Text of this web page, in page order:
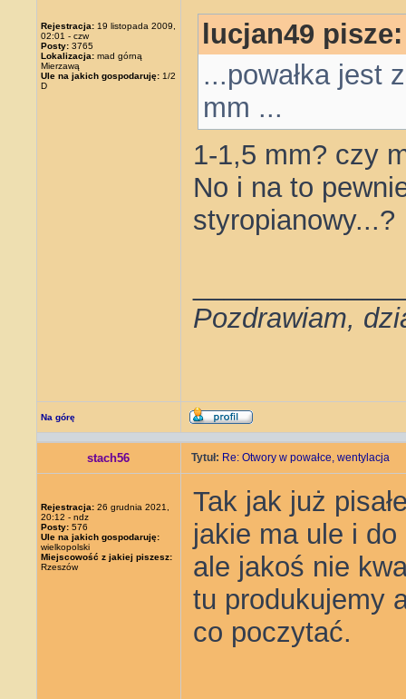
Rejestracja: 19 listopada 2009,
02:01 - czw
Posty: 3765
Lokalizacja: mad górną
Mierzawą
Ule na jakich gospodaruję: 1/2
D
lucjan49 pisze:
...powałka jest
mm ...
1-1,5 mm? czy
No i na to
styropianowy...?
Pozdrawiam,
Na górę
stach56 Tytuł: Re: Otwory w powałce, wentylacja
Rejestracja: 26 grudnia 2021,
20:12 - ndz
Posty: 576
Ule na jakich gospodaruję:
wielkopolski
Miejscowość z jakiej piszesz:
Rzeszów
Tak jak już
jakie ma ule i do
ale jakoś nie
tu produkujemy
co poczytać.